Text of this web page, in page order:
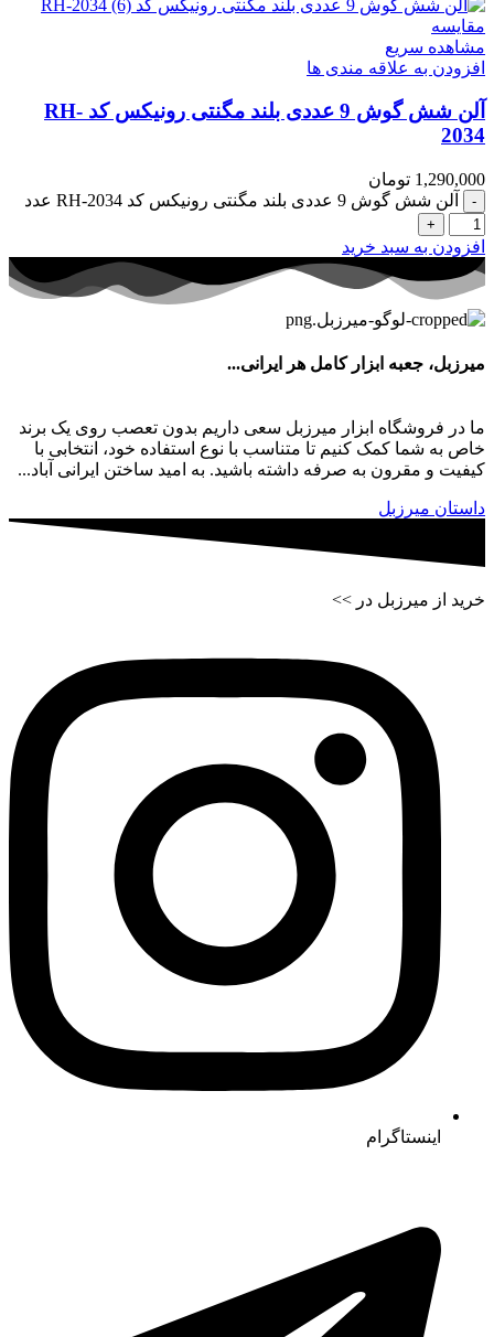
مقایسه
مشاهده سریع
افزودن به علاقه مندی ها
آلن شش گوش 9 عددی بلند مگنتی رونیکس کد RH-
2034
1,290,000 تومان
آلن شش گوش 9 عددی بلند مگنتی رونیکس کد RH-2034 عدد
افزودن به سبد خرید
میرزبل، جعبه ابزار کامل هر ایرانی...
ما در فروشگاه ابزار میرزبل سعی داریم بدون تعصب روی یک برند
خاص به شما کمک کنیم تا متناسب با نوع استفاده خود، انتخابی با
کیفیت و مقرون به صرفه داشته باشید. به امید ساختن ایرانی آباد...
داستان میرزبل
خرید از میرزبل در >>
اینستاگرام